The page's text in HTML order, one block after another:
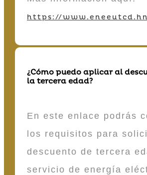
https://
¿Cómo puedo aplicar al
la tercera edad?
En este enlace podrás
los requisitos para
descuento de tercera
servicio de energía